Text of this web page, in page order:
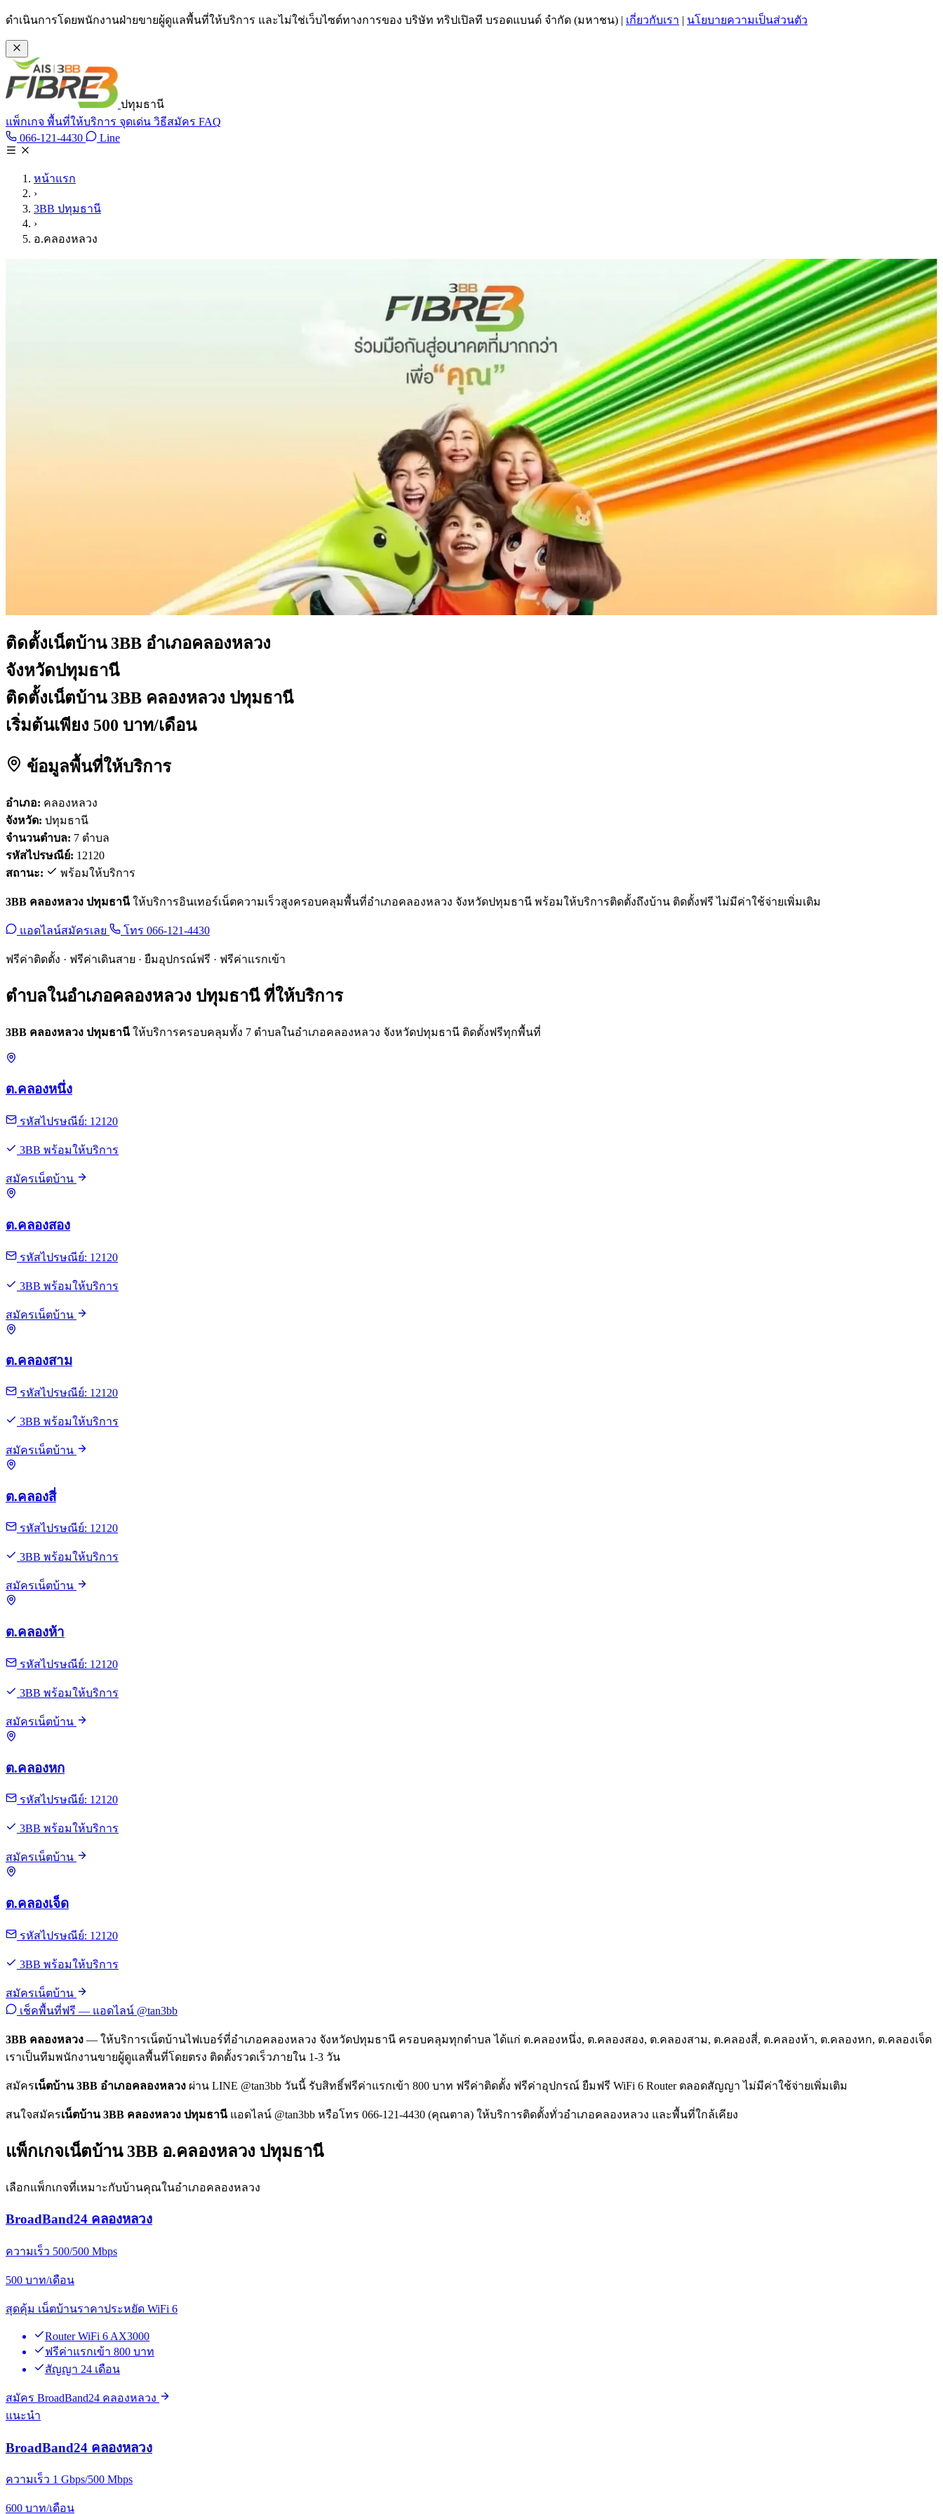
ข้ามไปเนื้อหาหลัก
ดำเนินการโดยพนักงานฝ่ายขายผู้ดูแลพื้นที่ให้บริการ และไม่ใช่เว็บไซต์ทางการของ บริษัท ทริปเปิลที บรอดแบนด์ จำกัด (มหาชน) | เกี่ยวกับเรา | นโยบายความเป็นส่วนตัว
ปทุมธานี
แพ็กเกจ พื้นที่ให้บริการ จุดเด่น วิธีสมัคร FAQ
066-121-4430 โทร 066-121-4430
LineLine @tan3bb
หน้าแรก
›
3BB ปทุมธานี
›
อ.คลองหลวง
ติดตั้งเน็ตบ้าน 3BB อำเภอคลองหลวง
จังหวัดปทุมธานี
ติดตั้งเน็ตบ้าน 3BB คลองหลวง ปทุมธานี
เริ่มต้นเพียง 500 บาท/เดือน
ข้อมูลพื้นที่ให้บริการ
อำเภอ: คลองหลวง
จังหวัด: ปทุมธานี
จำนวนตำบล: 7 ตำบล
รหัสไปรษณีย์: 12120
สถานะ:
พร้อมให้บริการ
3BB คลองหลวง ปทุมธานีให้บริการอินเทอร์เน็ตความเร็วสูงครอบคลุมพื้นที่อำเภอคลองหลวง จังหวัดปทุมธานี พร้อมให้บริการติดตั้งถึงบ้าน ติดตั้งฟรี ไม่มีค่าใช้จ่ายเพิ่มเติม
แอดไลน์สมัครเลย โทร 066-121-4430
ฟรีค่าติดตั้ง · ฟรีค่าเดินสาย · ยืมอุปกรณ์ฟรี · ฟรีค่าแรกเข้า
ตำบลในอำเภอคลองหลวง ปทุมธานี ที่ให้บริการ
3BB คลองหลวง ปทุมธานีให้บริการครอบคลุมทั้ง 7 ตำบลในอำเภอคลองหลวง จังหวัดปทุมธานี ติดตั้งฟรีทุกพื้นที่
ต.คลองหนึ่ง
รหัสไปรษณีย์: 12120
3BB พร้อมให้บริการ
สมัครเน็ตบ้าน
ต.คลองสอง
รหัสไปรษณีย์: 12120
3BB พร้อมให้บริการ
สมัครเน็ตบ้าน
ต.คลองสาม
รหัสไปรษณีย์: 12120
3BB พร้อมให้บริการ
สมัครเน็ตบ้าน
ต.คลองสี่
รหัสไปรษณีย์: 12120
3BB พร้อมให้บริการ
สมัครเน็ตบ้าน
ต.คลองห้า
รหัสไปรษณีย์: 12120
3BB พร้อมให้บริการ
สมัครเน็ตบ้าน
ต.คลองหก
รหัสไปรษณีย์: 12120
3BB พร้อมให้บริการ
สมัครเน็ตบ้าน
ต.คลองเจ็ด
รหัสไปรษณีย์: 12120
3BB พร้อมให้บริการ
สมัครเน็ตบ้าน
เช็คพื้นที่ฟรี — แอดไลน์ @tan3bb
3BB คลองหลวง — ให้บริการเน็ตบ้านไฟเบอร์ที่อำเภอคลองหลวง จังหวัดปทุมธานี ครอบคลุมทุกตำบล ได้แก่ ต.คลองหนึ่ง, ต.คลองสอง, ต.คลองสาม, ต.คลองสี่, ต.คลองห้า, ต.คลองหก, ต.คลองเจ็ด
เราเป็นทีมพนักงานขายผู้ดูแลพื้นที่โดยตรง ติดตั้งรวดเร็วภายใน 1-3 วัน
สมัครเน็ตบ้าน 3BB อำเภอคลองหลวง ผ่าน LINE @tan3bb วันนี้ รับสิทธิ์ฟรีค่าแรกเข้า 800 บาท ฟรีค่าติดตั้ง ฟรีค่าอุปกรณ์ ยืมฟรี WiFi 6 Router ตลอดสัญญา ไม่มีค่าใช้จ่ายเพิ่มเติม
สนใจสมัครเน็ตบ้าน 3BB คลองหลวง ปทุมธานีแอดไลน์ @tan3bb หรือโทร 066-121-4430 (คุณตาล) ให้บริการติดตั้งทั่วอำเภอคลองหลวง และพื้นที่ใกล้เคียง
แพ็กเกจเน็ตบ้าน 3BB อ.คลองหลวง ปทุมธานี
เลือกแพ็กเกจที่เหมาะกับบ้านคุณในอำเภอคลองหลวง
BroadBand24 คลองหลวง
ความเร็ว 500/500 Mbps
500 บาท/เดือน
สุดคุ้ม เน็ตบ้านราคาประหยัด WiFi 6
Router WiFi 6 AX3000
ฟรีค่าแรกเข้า 800 บาท
สัญญา 24 เดือน
สมัคร BroadBand24 คลองหลวง
แนะนำ
BroadBand24 คลองหลวง
ความเร็ว 1 Gbps/500 Mbps
600 บาท/เดือน